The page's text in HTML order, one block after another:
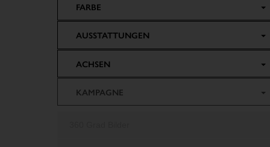
FARBE
AUSSTATTUNGEN
ACHSEN
KAMPAGNE